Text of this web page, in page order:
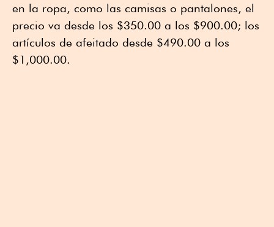
en la ropa, como las camisas o pantalones, el
precio va desde los $350.00 a los $900.00; los
artículos de afeitado desde $490.00 a los
$1,000.00.